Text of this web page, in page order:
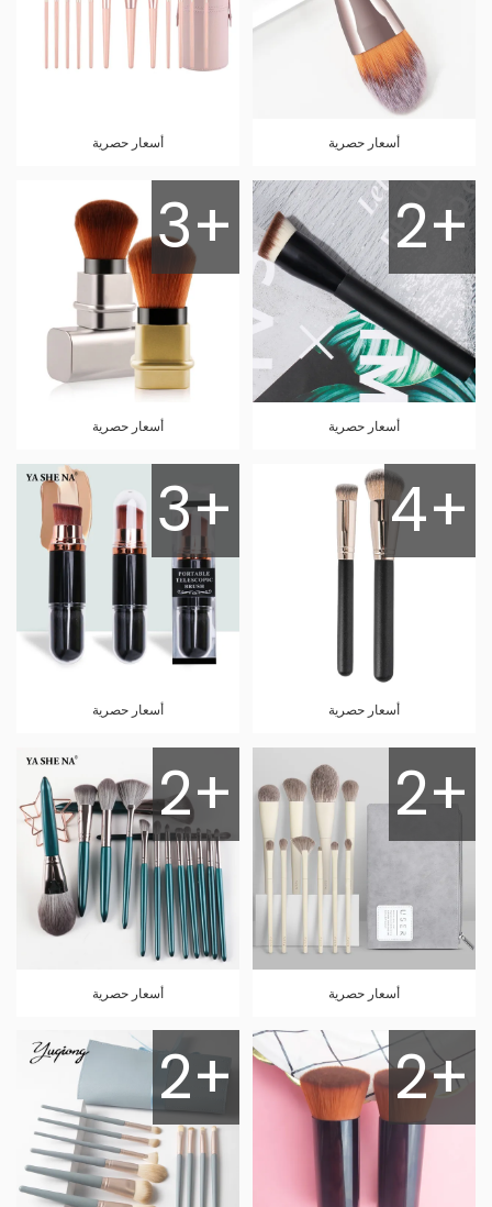
أسعار حصرية أسعار حصرية
2+
أسعار حصرية
3+
أسعار حصرية
4+
أسعار حصرية
3+
أسعار حصرية
2+
أسعار حصرية
2+
أسعار حصرية
2+
2+